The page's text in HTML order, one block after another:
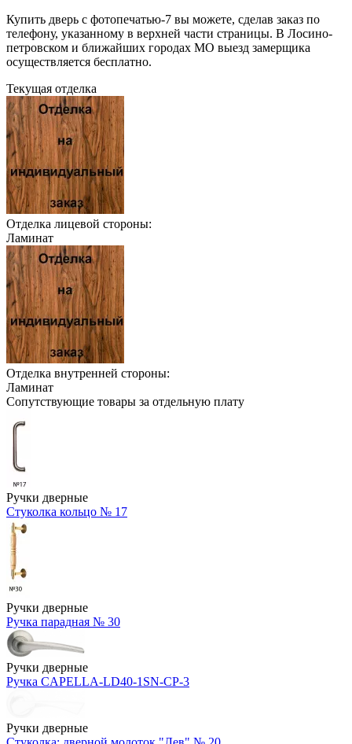
Купить дверь с фотопечатью-7 вы можете, сделав заказ по
телефону, указанному в верхней части страницы. В Лосино-
петровском и ближайших городах МО выезд замерщика
осуществляется бесплатно.
Текущая отделка
Отделка лицевой стороны:
Ламинат
Отделка внутренней стороны:
Ламинат
Сопутствующие товары за отдельную плату
Ручки дверные
Стуколка кольцо № 17
Ручки дверные
Ручка парадная № 30
Ручки дверные
Ручка CAPELLA-LD40-1SN-CP-3
Ручки дверные